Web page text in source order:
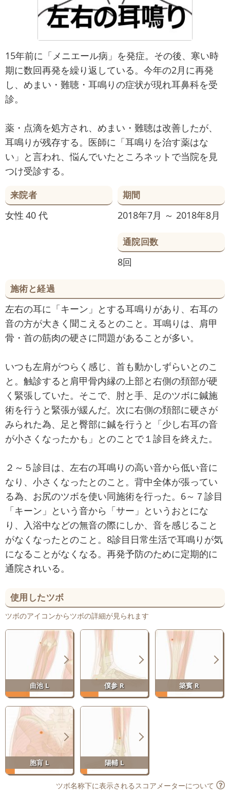
15年前に「メニエール病」を発症。その後、寒い時
期に数回再発を繰り返している。今年の2月に再発
し、めまい・難聴・耳鳴りの症状が現れ耳鼻科を受
診。
薬・点滴を処方され、めまい・難聴は改善したが、
耳鳴りが残存する。医師に「耳鳴りを治す薬はな
い」と言われ、悩んでいたところネットで当院を見
つけ受診する。
来院者
女性 40 代
期間
2018年7月 ～ 2018年8月
通院回数
8回
施術と経過
左右の耳に「キーン」とする耳鳴りがあり、右耳の
音の方が大きく聞こえるとのこと。耳鳴りは、肩甲
骨・首の筋肉の硬さに問題があることが多い。
いつも左肩がつらく感じ、首も動かしずらいとのこ
と。触診すると肩甲骨内縁の上部と右側の頚部が硬
く緊張していた。そこで、肘と手、足のツボに鍼施
術を行うと緊張が緩んだ。次に右側の頚部に硬さが
みられた為、足と臀部に鍼を行うと「少し右耳の音
が小さくなったかも」とのことで１診目を終えた。
２～５診目は、左右の耳鳴りの高い音から低い音に
なり、小さくなったとのこと。背中全体が張ってい
る為、お尻のツボを使い同施術を行った。6～７診目
「キーン」という音から「サー」というおとにな
り、入浴中などの無音の際にしか、音を感じること
がなくなったとのこと。8診目日常生活で耳鳴りが気
になることがなくなる。再発予防のために定期的に
通院されいる。
使用したツボ
ツボのアイコンからツボの詳細が見られます
曲池 L 僕参 R 築賓 R
胞肓 L 陽輔 L
ツボ名称下に表示されるスコアメーターについて